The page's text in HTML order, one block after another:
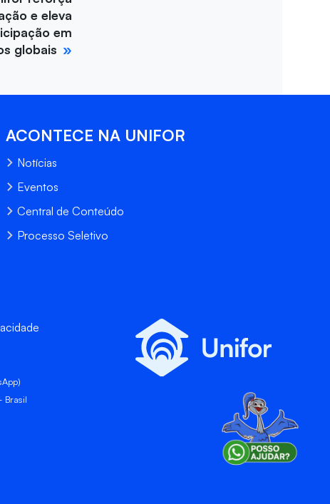
e eleva
em
globais
ACONTECE NA UNIFOR
Notícias
Eventos
Central de Conteúdo
Processo Seletivo
Brasil